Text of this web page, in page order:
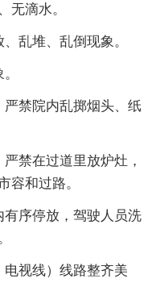
无滴水。
乱堆、乱倒现象。
禁院内乱掷烟头、纸
禁在过道里放炉灶，
容和过路。
序停放，驾驶人员洗
视线）线路整齐美